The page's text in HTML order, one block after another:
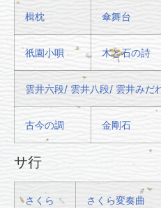
楫枕 傘舞台
祇園小唄 木と石の詩
雲井六段/ 雲井八段/ 雲井みだ
古今の調 金剛石
サ行
さくら さくら変奏曲